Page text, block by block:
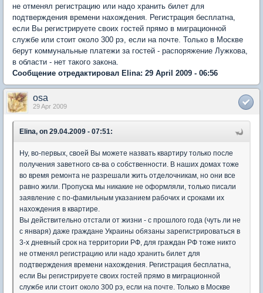
не отменял регистрацию или надо хранить билет для
подтверждения времени нахождения. Регистрация бесплатна,
если Вы регистрируете своих гостей прямо в миграционной
службе или стоит около 300 рэ, если на почте. Только в Москве
берут коммунальные платежи за гостей - распоряжение Лужкова,
в области - нет такого закона.
Сообщение отредактировал Elina: 29 April 2009 - 06:56
osa
29 Apr 2009
Elina, on 29.04.2009 - 07:51:
Ну, во-первых, своей Вы можете назвать квартиру только после
получения заветного св-ва о собственности. В наших домах тоже
во время ремонта не разрешали жить отделочникам, но они все
равно жили. Пропуска мы никакие не оформляли, только писали
заявление с по-фамильным указанием рабочих и сроками их
нахождения в квартире.
Вы действительно отстали от жизни - с прошлого года (чуть ли не
с января) даже граждане Украины обязаны зарегистрироваться в
3-х дневный срок на территории РФ, для граждан РФ тоже никто
не отменял регистрацию или надо хранить билет для
подтверждения времени нахождения. Регистрация бесплатна,
если Вы регистрируете своих гостей прямо в миграционной
службе или стоит около 300 рэ, если на почте. Только в Москве